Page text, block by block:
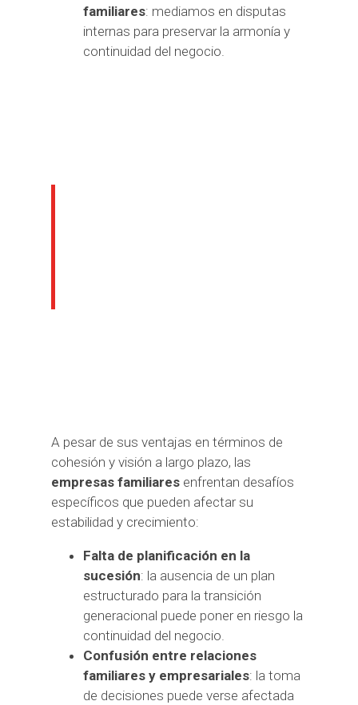
familiares: mediamos en disputas
internas para preservar la armonía y
continuidad del negocio.
A pesar de sus ventajas en términos de
cohesión y visión a largo plazo, las
empresas familiares enfrentan desafíos
específicos que pueden afectar su
estabilidad y crecimiento:
Falta de planificación en la
sucesión: la ausencia de un plan
estructurado para la transición
generacional puede poner en riesgo la
continuidad del negocio.
Confusión entre relaciones
familiares y empresariales: la toma
de decisiones puede verse afectada